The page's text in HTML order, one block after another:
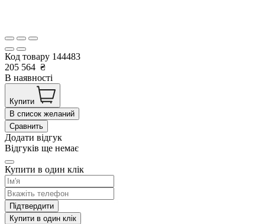
Код товару 144483
205 564 ₴
В наявності
Купити
В список желаний
Сравнить
Додати відгук
Відгуків ще немає
Купити в один клік
Підтвердити
Купити в один клік